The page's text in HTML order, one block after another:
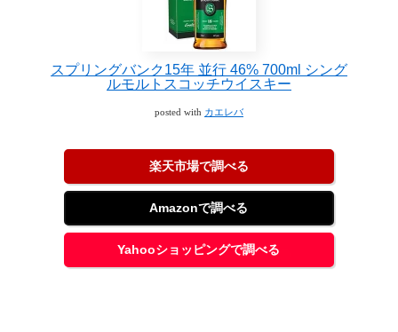
スプリングバンク15年 並行 46% 700ml シング
ルモルトスコッチウイスキー
posted with カエレバ
楽天市場で調べる
Amazonで調べる
Yahooショッピングで調べる